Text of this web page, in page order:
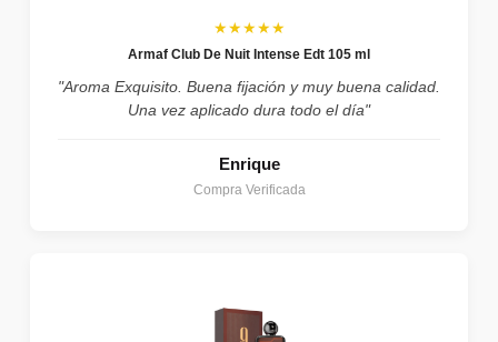
★★★★★
Armaf Club De Nuit Intense Edt 105 ml
"Aroma Exquisito. Buena fijación y muy buena calidad.
Una vez aplicado dura todo el día"
Enrique
Compra Verificada